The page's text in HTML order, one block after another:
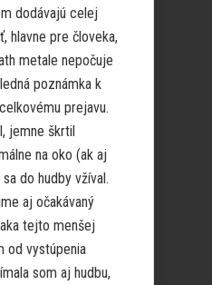
dodávajú celej
hlavne pre človeka,
metale nepočuje
poznámka k
prejavu.
jemne škrtil
na oko (ak aj
do hudby vžíval.
aj očakávaný
tejto menšej
od vystúpenia
som aj hudbu,